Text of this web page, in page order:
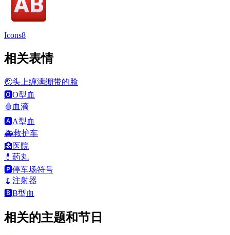
Icons8
相关表情
🤕头上缠满绷带的脸
🅾️O型血
🩸 血滴
🅰️A型血
🚑救护车
🏥医院
💊 药丸
🅿️停车场符号
💉 注射器
🅱️B型血
相关的主题和节日